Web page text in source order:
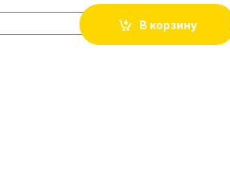
В корзину